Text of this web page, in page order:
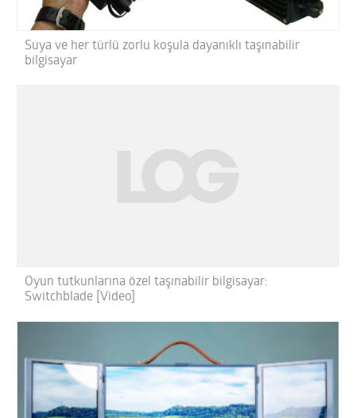
Suya ve her türlü zorlu koşula dayanıklı taşınabilir
bilgisayar
Oyun tutkunlarına özel taşınabilir bilgisayar:
Switchblade [Video]